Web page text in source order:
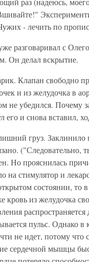
- лечить по
разговаривал с
Он делал вскрытие.
Клапан свободно
и из желудочка в
не убедился. Почему
его и снова вставил,
груз. Заклинило
("Следовательно,
Но прояснилась
на стимулятор и
состоянии, то
кровь из желудочка
пульс. Однако в
не идет, потому что
сердечной мышцы